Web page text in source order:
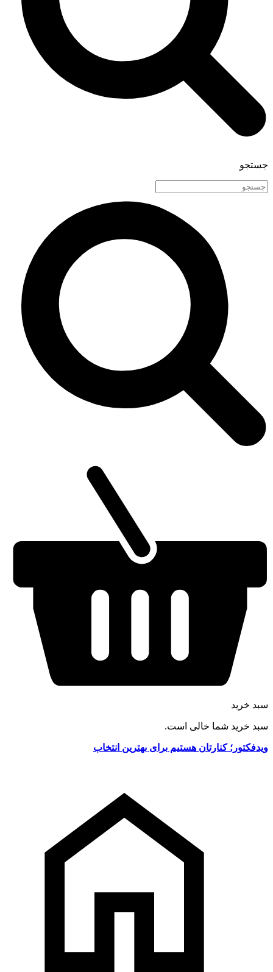
جستجو
سبد خرید
سبد خرید شما خالی است.
ویدفکتور؛ کنارتان هستیم برای بهترین انتخاب